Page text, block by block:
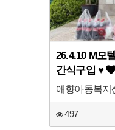
26.4.10 M모
간식구입 ♥
애향아동복지
497